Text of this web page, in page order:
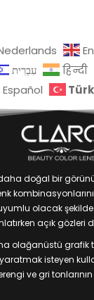
עִבְרִית हिन्दी
Español
daha doğal bir
olacak şekilde
açık gözleri
olağanüstü
isteyen
ve gri